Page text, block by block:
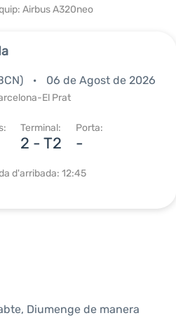
Airbus A320neo
06 de Agost de 2026
El Prat
Terminal:
2 - T2
Porta:
-
d'arribada: 12:45
Diumenge de manera